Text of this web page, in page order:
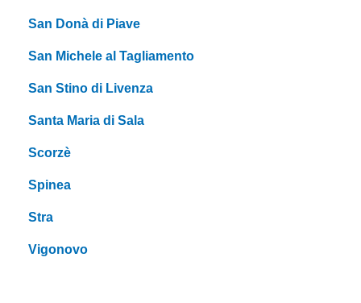
San Donà di Piave
San Michele al Tagliamento
San Stino di Livenza
Santa Maria di Sala
Scorzè
Spinea
Stra
Vigonovo